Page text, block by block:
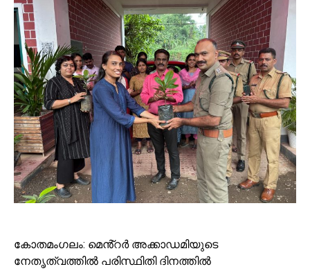
കോതമംഗലം: മെൻ്റർ അക്കാഡമിയുടെ
നേതൃത്വത്തിൽ പരിസ്ഥിതി ദിനത്തിൽ